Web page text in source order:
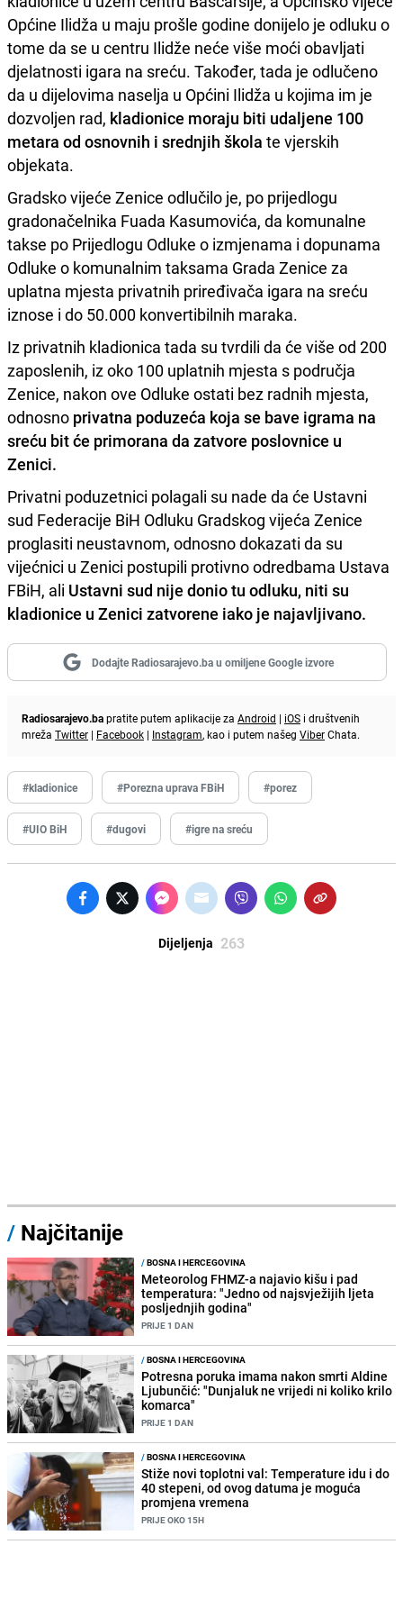
Općine Ilidža u maju prošle godine donijelo je odluku o
tome da se u centru Ilidže neće više moći obavljati
djelatnosti igara na sreću. Također, tada je odlučeno
da u dijelovima naselja u Općini Ilidža u kojima im je
dozvoljen rad, kladionice moraju biti udaljene 100
metara od osnovnih i srednjih škola te vjerskih
objekata.
Gradsko vijeće Zenice odlučilo je, po prijedlogu
gradonačelnika Fuada Kasumovića, da komunalne
takse po Prijedlogu Odluke o izmjenama i dopunama
Odluke o komunalnim taksama Grada Zenice za
uplatna mjesta privatnih priređivača igara na sreću
iznose i do 50.000 konvertibilnih maraka.
Iz privatnih kladionica tada su tvrdili da će više od 200
zaposlenih, iz oko 100 uplatnih mjesta s područja
Zenice, nakon ove Odluke ostati bez radnih mjesta,
odnosno privatna poduzeća koja se bave igrama na
sreću bit će primorana da zatvore poslovnice u
Zenici.
Privatni poduzetnici polagali su nade da će Ustavni
sud Federacije BiH Odluku Gradskog vijeća Zenice
proglasiti neustavnom, odnosno dokazati da su
vijećnici u Zenici postupili protivno odredbama Ustava
FBiH, ali Ustavni sud nije donio tu odluku, niti su
kladionice u Zenici zatvorene iako je najavljivano.
Dodajte Radiosarajevo.ba u omiljene Google izvore
Radiosarajevo.bapratite putem aplikacije za Android | iOS i društvenih
mreža Twitter | Facebook | Instagram, kao i putem našeg ViberChata.
#kladionice #Porezna uprava FBiH #porez
#UIO BiH #dugovi #igre na sreću
Dijeljenja 263
/ Najčitanije
/BOSNA I HERCEGOVINA
Meteorolog FHMZ-a najavio kišu i pad
temperatura: "Jedno od najsvježijih ljeta
posljednjih godina"
PRIJE 1 DAN
/BOSNA I HERCEGOVINA
Potresna poruka imama nakon smrti Aldine
Ljubunčić: "Dunjaluk ne vrijedi ni koliko krilo
komarca"
PRIJE 1 DAN
/BOSNA I HERCEGOVINA
Stiže novi toplotni val: Temperature idu i do
40 stepeni, od ovog datuma je moguća
promjena vremena
PRIJE OKO 15H